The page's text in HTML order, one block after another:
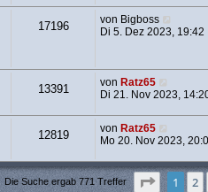
17196 von Bigboss
Di 5. Dez 2023, 19:42
13391 von Ratz65
Di 21. Nov 2023,
12819 von Ratz65
Mo 20. Nov 2023,
Die Suche ergab 771 Treffer Seite
1 2